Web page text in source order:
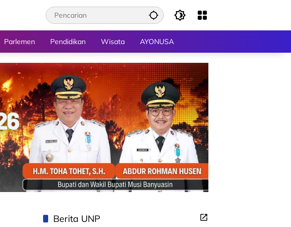
Parlemen Pendidikan Wisata AYONUSA
Berita UNP